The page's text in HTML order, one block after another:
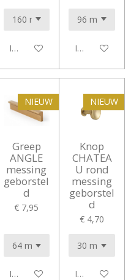
In winkelwagen In
NIEUW
Greep
ANGLE
messing
geborstel
d
€ 7,95
In winkelwagen
NIEUW
Knop
CHATEA
U rond
messing
geborstel
d
€ 4,70
In